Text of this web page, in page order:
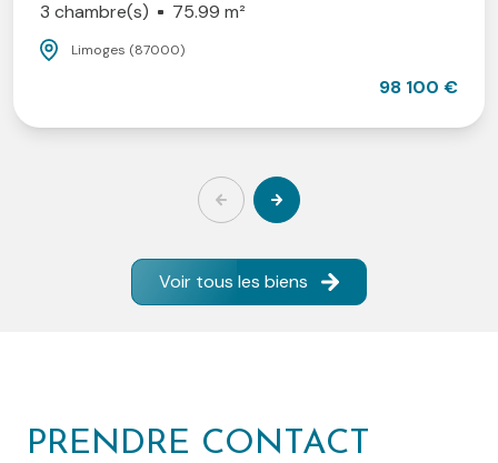
75.99 m²
(87000)
Voir tous les biens
PRENDRE CONTACT